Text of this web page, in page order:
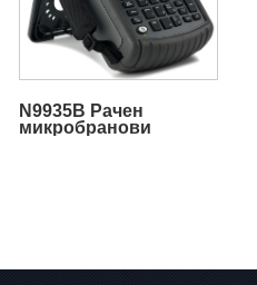
N9935B Рачен
микробранови